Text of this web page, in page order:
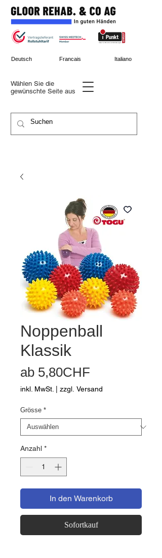
Wählen Sie die
gewünschte Seite aus
Deutsch Francais Italiano
Noppenball
Klassik
ab 5,80CHF
Preis
inkl. MwSt. zzgl. Versand
Grösse *
Anzahl *
In den Warenkorb
Sofortkauf